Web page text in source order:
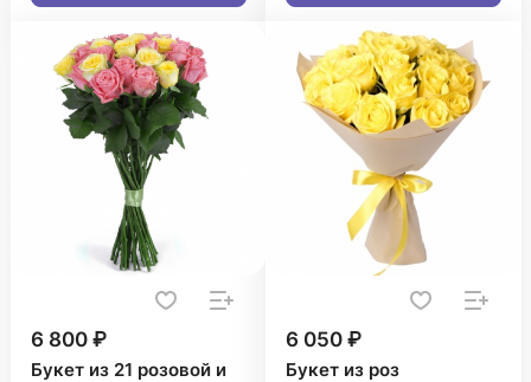
6 800 ₽
Букет из 21 розовой и
6 050 ₽
Букет из роз